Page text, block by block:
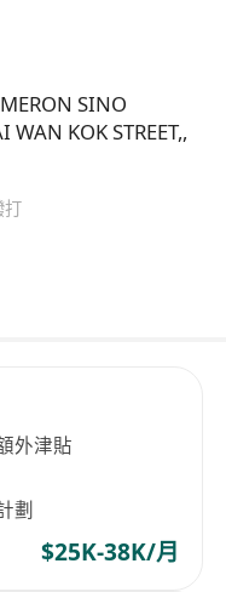
SINO
WAN KOK STREET,,
打
外津貼
劃
$25K-38K/月